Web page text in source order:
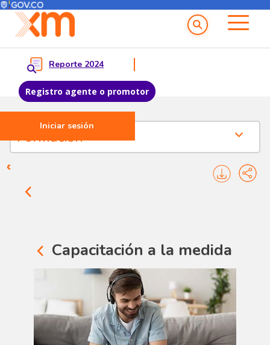
Pasar al contenido principal
Menú del Usuario
Reporte 2024
Registro agente o promotor
Iniciar sesión
Menu principal
Nuestra Empresa - Formación
Formación
Capacitación a la medida